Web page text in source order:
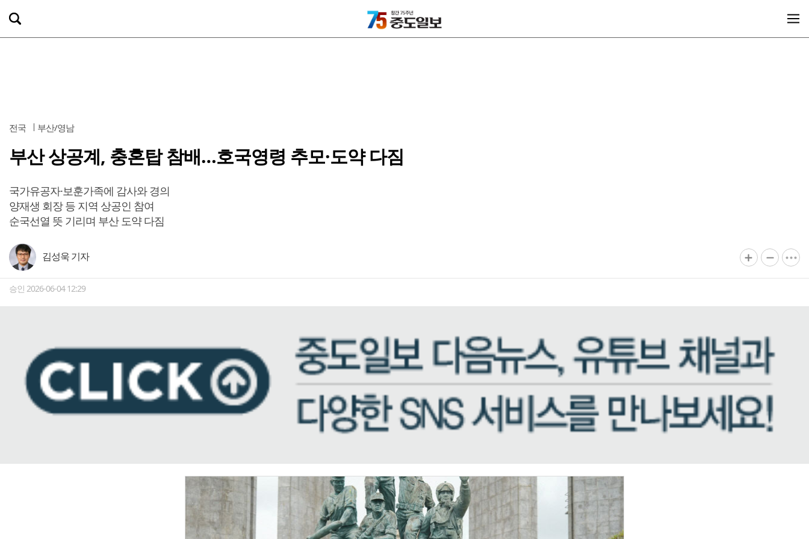
전국 부산/영남
부산 상공계, 충혼탑 참배…호국영령 추모·도약 다짐
국가유공자·보훈가족에 감사와 경의
양재생 회장 등 지역 상공인 참여
순국선열 뜻 기리며 부산 도약 다짐
김성욱 기자
승인 2026-06-04 12:29